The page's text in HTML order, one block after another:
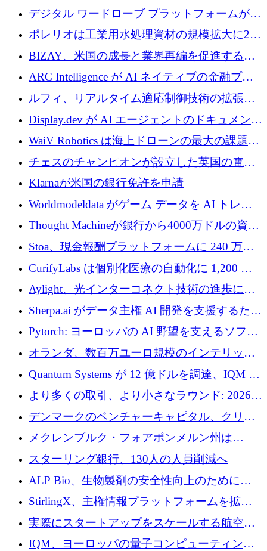
を削減するために 130 万ドルを調達
デジタル ワードローブ プラットフォームが
1,000 万人のユーザーに到達し、Whering が
700 万ドルを獲得
ポレリオは工業用水処理資材の規模拡大に240
万ユーロを確保
BIZAY、米国の成長と業界再編を促進するた
めに5,500万ドルを確保
ARC Intelligence が AI ネイティブの金融プラ
ットフォームを拡大するために 400 万ユーロ
ルフィ、リアルタイム適応制御技術の拡張に
810万ポンドを確保
Display.dev が AI エージェントのドキュメント
コラボレーションを強化するために 47 万ユー
WaiV Robotics は海上ドローンの最大の課題の
1 つをどのように解決しているか
チェスのチャンピオンが設立した英国の電池
材料スタートアップ TaiSan が 465 万ポンドを
Klarnaが米国の銀行免許を申請
Worldmodeldata がゲーム データを AI トレー
ニングに変えるために 700 万ポンドを獲得
Thought Machineが銀行から4000万ドルの資金
調達、年間収益1億ドルを突破
Stoa、現金報酬プラットフォームに 240 万ド
ルを確保
CurifyLabs は個別化医療の自動化に 1,200 万
ユーロを寄付
Aylight、光インターコネクト技術の進歩に向
けて450万ユーロのプレシードラウンドを終了
Sherpa.ai がデータ主権 AI 開発を支援するため
に 1,800 万ドルを調達
Pytorch: ヨーロッパの AI 野望を支えるソフト
ウェア層
オランダ、数百万ユーロ規模のインテリック
との提携で軍用ドローンにソフトウェアファ
ースト戦略を採用
Quantum Systems が 12 億ドルを調達、IQM が
米国の主要取引所で初の欧州量子企業とな
る、6 月に欧州のスタートアップ資金調達
より多くの取引、より小さなラウンド: 2026
年 6 月に欧州のスタートアップ資金調達
デンマークのベンチャーキャピタル、クリメ
ンタム・キャピタルが気候変動対策ハードウ
ェア投資として初回クローズで6,000万ユーロ
を確保
メクレンブルク・フォアポンメルン州は
Nextcloud を州全体に展開し、オープンソース
戦略を拡大
スターリング銀行、130人の人員削減へ
ALP Bio、生物製剤の安全性向上のために
Venture Kick から 16 万 1,000 ユーロを調達
StirlingX、主権情報プラットフォームを拡張
するためにシリーズ A で 2,000 万ドルを確保
実際にスタートアップをスケールする航空イ
ノベーション モデルを学ぶ
IQM、ヨーロッパの量子コンピューティング